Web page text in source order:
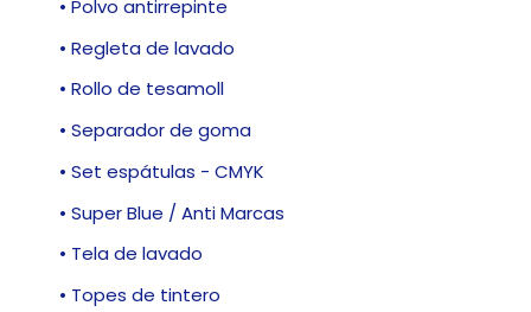
• Polvo antirrepinte
• Regleta de lavado
• Rollo de tesamoll
• Separador de goma
• Set espátulas - CMYK
• Super Blue / Anti Marcas
• Tela de lavado
• Topes de tintero